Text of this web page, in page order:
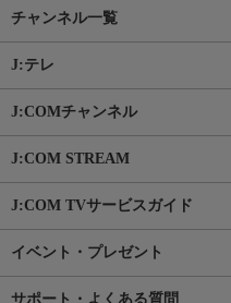
チャンネル一覧
J:テレ
J:COMチャンネル
J:COM STREAM
J:COM TVサービスガイド
イベント・プレゼント
サポート・よくある質問